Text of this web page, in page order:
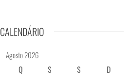
CALENDÁRIO
Agosto 2026
Q S S
D